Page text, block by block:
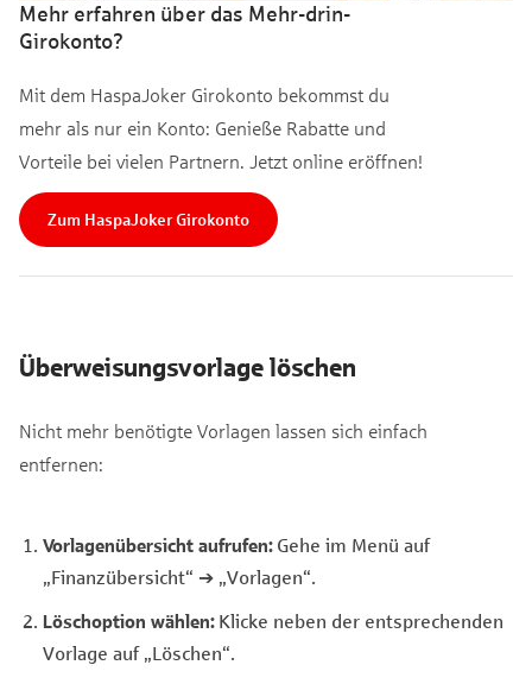
Mehr erfahren über das Mehr-drin-
Girokonto?
Mit dem HaspaJoker Girokonto bekommst du
mehr als nur ein Konto: Genieße Rabatte und
Vorteile bei vielen Partnern. Jetzt online eröffnen!
Zum HaspaJoker Girokonto
Überweisungsvorlage löschen
Nicht mehr benötigte Vorlagen lassen sich einfach
entfernen:
Vorlagenübersicht aufrufen: Gehe im Menü auf
„Finanzübersicht“ ➔ „Vorlagen“.
Löschoption wählen: Klicke neben der entsprechenden
Vorlage auf „Löschen“.